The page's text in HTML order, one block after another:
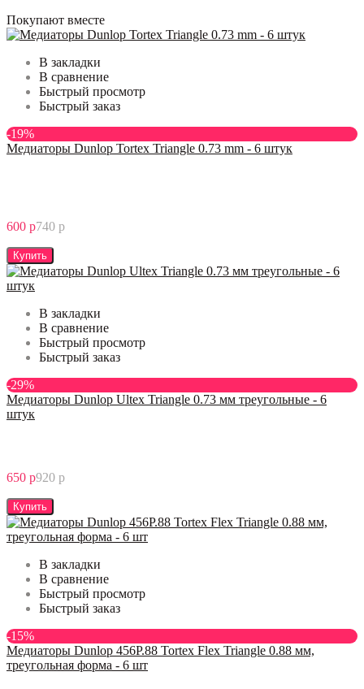
Покупают вместе
В закладки
В сравнение
Быстрый просмотр
Быстрый заказ
-19%
Медиаторы Dunlop Tortex Triangle 0.73 mm - 6 штук
600 р740 р
Купить
В закладки
В сравнение
Быстрый просмотр
Быстрый заказ
-29%
Медиаторы Dunlop Ultex Triangle 0.73 мм треугольные - 6
штук
650 р920 р
Купить
В закладки
В сравнение
Быстрый просмотр
Быстрый заказ
-15%
Медиаторы Dunlop 456P.88 Tortex Flex Triangle 0.88 мм,
треугольная форма - 6 шт